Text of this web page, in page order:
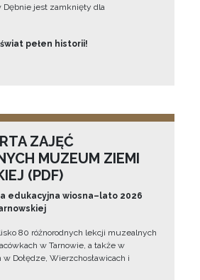
jest zamknięty dla
pełen historii!
ZAJĘĆ
MUZEUM ZIEMI
(PDF)
edukacyjna wiosna–lato 2026
80 różnorodnych lekcji muzealnych
w Tarnowie, a także w
w Dołędze, Wierzchosławicach i